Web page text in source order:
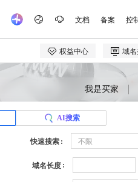
我是买家
AI搜索
快速搜索 不限
域名长度